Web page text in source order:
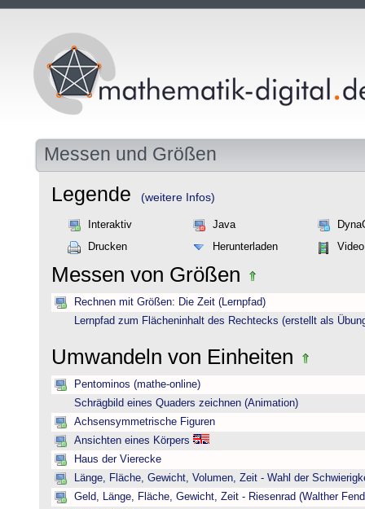
Messen und Größen
Legende (weitere Infos)
Interaktiv Java
Drucken
Herunterladen Video
Messen von Größen
Rechnen mit Größen: Die Zeit (Lernpfad)
Lernpfad zum Flächeninhalt des Rechtecks (erstellt als
Umwandeln von Einheiten
Pentominos (mathe-online)
Schrägbild eines Quaders zeichnen (Animation)
Achsensymmetrische Figuren
Ansichten eines Körpers
Haus der Vierecke
Länge, Fläche, Gewicht, Volumen, Zeit - Wahl der
Geld, Länge, Fläche, Gewicht, Zeit - Riesenrad (Walther